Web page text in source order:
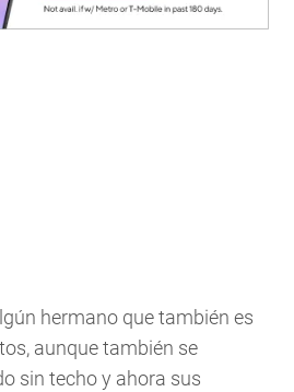
hermano que también es
aunque también se
sin techo y ahora sus